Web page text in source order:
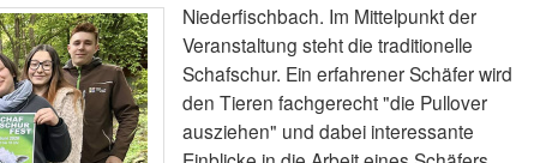
Niederfischbach. Im Mittelpunkt der
Veranstaltung steht die traditionelle
Schafschur. Ein erfahrener Schäfer wird
den Tieren fachgerecht "die Pullover
ausziehen" und dabei interessante